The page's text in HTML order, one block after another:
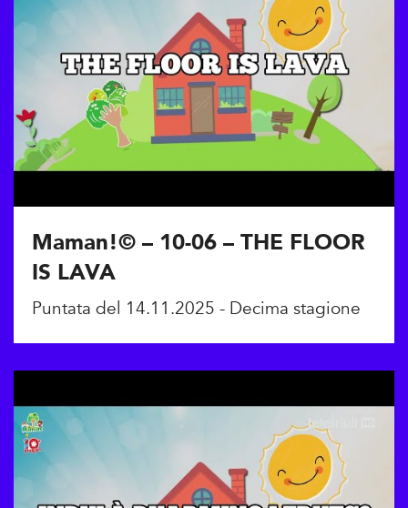
Maman!© – 10-06 – THE FLOOR
IS LAVA
Puntata del 14.11.2025 - Decima stagione